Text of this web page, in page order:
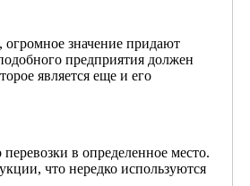
значение придают
предприятия должен
является еще и его
в определенное место.
что нередко используются